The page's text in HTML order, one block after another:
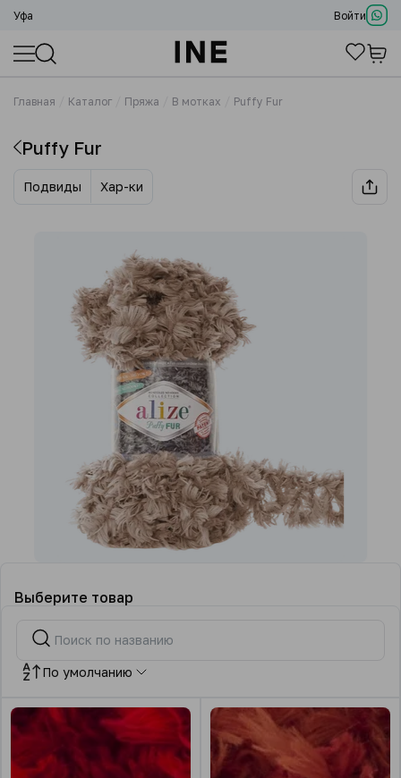
Уфа Войти
Главная Каталог Пряжа В мотках Puffy Fur
Puffy Fur
Подвиды Хар-ки
Выберите товар
По умолчанию